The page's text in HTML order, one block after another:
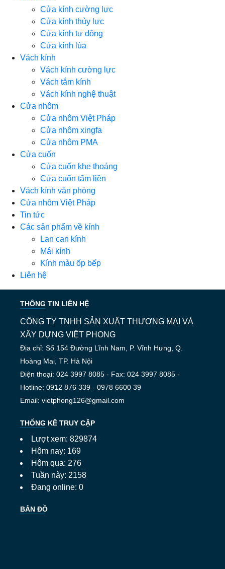
Cửa kính cường lực
Cửa kính thủy lực
Cửa kính tự động
Cửa kính lùa
Vách kính
Vách kính cường lực
Vách tắm kính
Vách kính nghệ thuật
Cửa nhôm
Cửa nhôm Việt Pháp
Cửa nhôm xingfa
Cửa nhôm PMA
Cửa cuốn
Cửa cuốn khe thoáng
Cửa cuốn tấm liền
Vách kính văn phòng
Cửa nhôm Việt Pháp
Tin tức
Các sản phẩm về kính
Lan can kính
Mái kính
Kính màu ốp bếp
Liên hệ
THÔNG TIN LIÊN HỆ
CÔNG TY TNHH SẢN XUẤT THƯƠNG MẠI VÀ
XÂY DỰNG VIỆT PHONG
Địa chỉ: Số 154 Đường Lĩnh Nam, P. Vĩnh Hưng, Q.
Hoàng Mai, TP. Hà Nội
Điện thoại: 024 3997 8085 - Fax: 024 3997 8085 -
Hotline: 0912 876 339 - 0978 6600 39
Email: vietphong126@gmail.com
THỐNG KÊ TRUY CẬP
Lượt xem: 829874
Hôm nay: 169
Hôm qua: 276
Tuần này: 2158
Đang online: 0
BẢN ĐỒ